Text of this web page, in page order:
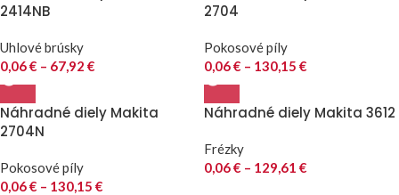
2414NB
Uhlové brúsky
0,06€ – 67,92 €
2704
Pokosové píly
0,06€ – 130,15 €
Náhradné diely Makita
2704N
Pokosové píly
0,06€ – 130,15 €
Náhradné diely Makita 3612
Frézky
0,06€ – 129,61 €